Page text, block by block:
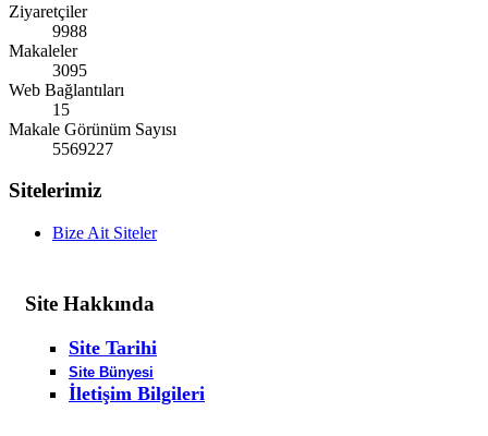
Ziyaretçiler
9988
Makaleler
3095
Web Bağlantıları
15
Makale Görünüm Sayısı
5569227
Sitelerimiz
Bize Ait Siteler
Site Hakkında
Site Tarihi
Site Bünyesi
İletişim Bilgileri